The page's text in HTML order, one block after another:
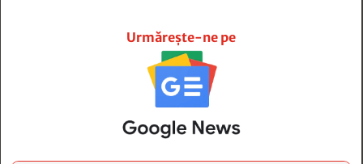
Urmărește-ne pe